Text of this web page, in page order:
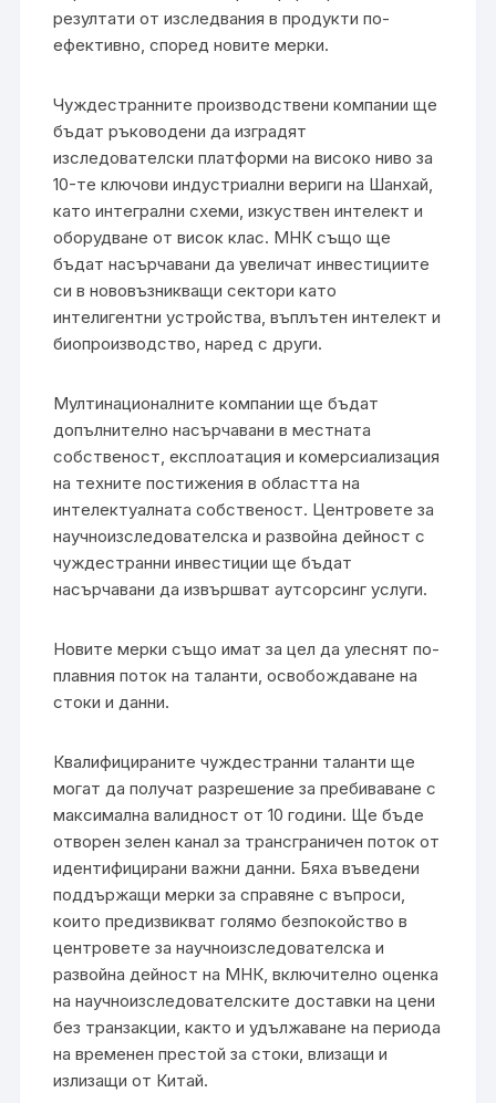
резултати от изследвания в продукти по-
ефективно, според новите мерки.
Чуждестранните производствени компании ще
бъдат ръководени да изградят
изследователски платформи на високо ниво за
10-те ключови индустриални вериги на Шанхай,
като интегрални схеми, изкуствен интелект и
оборудване от висок клас. МНК също ще
бъдат насърчавани да увеличат инвестициите
си в нововъзникващи сектори като
интелигентни устройства, въплътен интелект и
биопроизводство, наред с други.
Мултинационалните компании ще бъдат
допълнително насърчавани в местната
собственост, експлоатация и комерсиализация
на техните постижения в областта на
интелектуалната собственост. Центровете за
научноизследователска и развойна дейност с
чуждестранни инвестиции ще бъдат
насърчавани да извършват аутсорсинг услуги.
Новите мерки също имат за цел да улеснят по-
плавния поток на таланти, освобождаване на
стоки и данни.
Квалифицираните чуждестранни таланти ще
могат да получат разрешение за пребиваване с
максимална валидност от 10 години. Ще бъде
отворен зелен канал за трансграничен поток от
идентифицирани важни данни. Бяха въведени
поддържащи мерки за справяне с въпроси,
които предизвикват голямо безпокойство в
центровете за научноизследователска и
развойна дейност на МНК, включително оценка
на научноизследователските доставки на цени
без транзакции, както и удължаване на периода
на временен престой за стоки, влизащи и
излизащи от Китай.